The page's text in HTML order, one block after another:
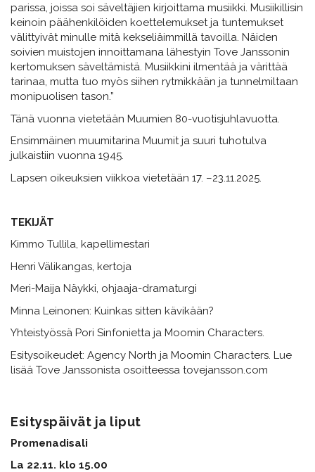
parissa, joissa soi säveltäjien kirjoittama musiikki. Musiikillisin
keinoin päähenkilöiden koettelemukset ja tuntemukset
välittyivät minulle mitä kekseliäimmillä tavoilla. Näiden
soivien muistojen innoittamana lähestyin Tove Janssonin
kertomuksen säveltämistä. Musiikkini ilmentää ja värittää
tarinaa, mutta tuo myös siihen rytmikkään ja tunnelmiltaan
monipuolisen tason.”
Tänä vuonna vietetään Muumien 80-vuotisjuhlavuotta.
Ensimmäinen muumitarina Muumit ja suuri tuhotulva
julkaistiin vuonna 1945.
Lapsen oikeuksien viikkoa vietetään 17. –23.11.2025.
TEKIJÄT
Kimmo Tullila, kapellimestari
Henri Välikangas, kertoja
Meri-Maija Näykki, ohjaaja-dramaturgi
Minna Leinonen: Kuinkas sitten kävikään?
Yhteistyössä Pori Sinfonietta ja Moomin Characters.
Esitysoikeudet: Agency North ja Moomin Characters. Lue
lisää Tove Janssonista osoitteessa tovejansson.com
Esityspäivät ja liput
Promenadisali
La 22.11. klo 15.00